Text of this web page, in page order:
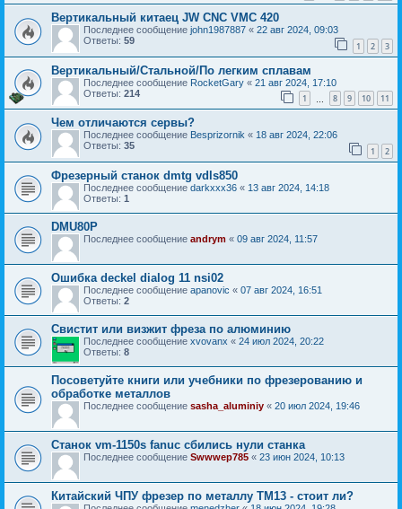
Вертикальный китаец JW CNC VMC 420
Последнее сообщение john1987887 « 22 авг 2024, 09:03
Ответы: 59 1 2 3
Вертикальный/Стальной/По легким сплавам
Последнее сообщение RocketGary « 21 авг 2024, 17:10
Ответы: 214 1 8 9 10 11
Чем отличаются сервы?
Последнее сообщение Besprizornik « 18 авг 2024, 22:06
Ответы: 35 1 2
Фрезерный станок dmtg vdls850
Последнее сообщение darkxxx36 « 13 авг 2024, 14:18
Ответы: 1
DMU80P
Последнее сообщение andrym « 09 авг 2024, 11:57
Ошибка deckel dialog 11 nsi02
Последнее сообщение apanovic « 07 авг 2024, 16:51
Ответы: 2
Свистит или визжит фреза по алюминию
Последнее сообщение xvovanx « 24 июл 2024, 20:22
Ответы: 8
Посоветуйте книги или учебники по фрезерованию и
обработке металлов
Последнее сообщение sasha_aluminiy « 20 июл 2024, 19:46
Станок vm-1150s fanuc сбились нули станка
Последнее сообщение Swwwep785 « 23 июн 2024, 10:13
Китайский ЧПУ фрезер по металлу TM13 - стоит ли?